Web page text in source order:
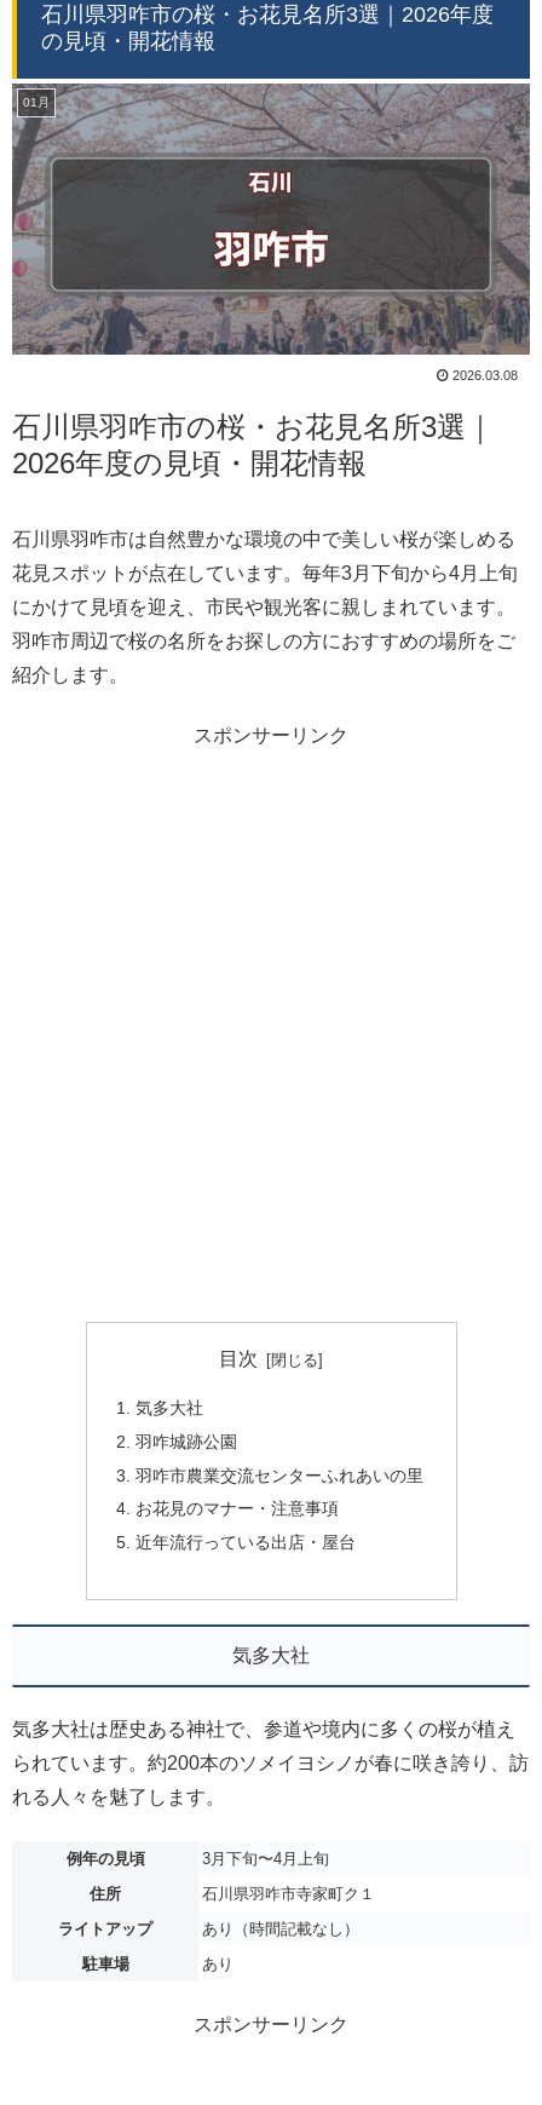
石川県羽咋市の桜・お花見名所3選｜2026年度
の見頃・開花情報
01月
2026.03.08
石川県羽咋市の桜・お花見名所3選｜
2026年度の見頃・開花情報
石川県羽咋市は自然豊かな環境の中で美しい桜が楽しめる
花見スポットが点在しています。毎年3月下旬から4月上旬
にかけて見頃を迎え、市民や観光客に親しまれています。
羽咋市周辺で桜の名所をお探しの方におすすめの場所をご
紹介します。
スポンサーリンク
目次
気多大社
羽咋城跡公園
羽咋市農業交流センターふれあいの里
お花見のマナー・注意事項
近年流行っている出店・屋台
気多大社
気多大社は歴史ある神社で、参道や境内に多くの桜が植え
られています。約200本のソメイヨシノが春に咲き誇り、訪
れる人々を魅了します。
例年の見頃
3月下旬〜4月上旬
住所
石川県羽咋市寺家町ク１
ライトアップ
あり（時間記載なし）
駐車場
あり
スポンサーリンク